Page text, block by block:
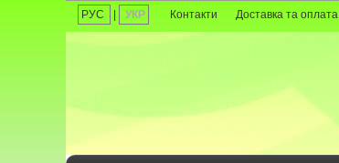
РУС УКР Контакти Доставка та оплата